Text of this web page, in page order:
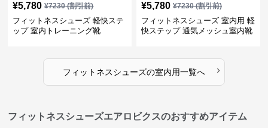
¥5,780 ¥7230(割引前)
フィットネスシューズ 軽快ステ
ップ 室内トレーニング靴
¥5,780 ¥7230(割引前)
フィットネスシューズ 室内用 軽
快ステップ 通気メッシュ室内靴
フィットネスシューズの室内用一覧へ ›
フィットネスシューズエアロビクスのおすすめアイテム